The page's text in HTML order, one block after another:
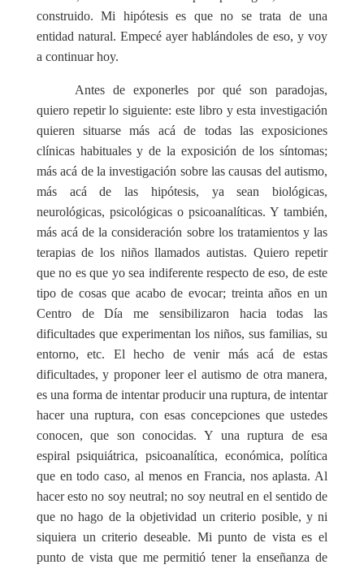
construido. Mi hipótesis es que no se trata de una
entidad natural. Empecé ayer hablándoles de eso, y voy
a continuar hoy.
Antes de exponerles por qué son paradojas,
quiero repetir lo siguiente: este libro y esta investigación
quieren situarse más acá de todas las exposiciones
clínicas habituales y de la exposición de los síntomas;
más acá de la investigación sobre las causas del autismo,
más acá de las hipótesis, ya sean biológicas,
neurológicas, psicológicas o psicoanalíticas. Y también,
más acá de la consideración sobre los tratamientos y las
terapias de los niños llamados autistas. Quiero repetir
que no es que yo sea indiferente respecto de eso, de este
tipo de cosas que acabo de evocar; treinta años en un
Centro de Día me sensibilizaron hacia todas las
dificultades que experimentan los niños, sus familias, su
entorno, etc. El hecho de venir más acá de estas
dificultades, y proponer leer el autismo de otra manera,
es una forma de intentar producir una ruptura, de intentar
hacer una ruptura, con esas concepciones que ustedes
conocen, que son conocidas. Y una ruptura de esa
espiral psiquiátrica, psicoanalítica, económica, política
que en todo caso, al menos en Francia, nos aplasta. Al
hacer esto no soy neutral; no soy neutral en el sentido de
que no hago de la objetividad un criterio posible, y ni
siquiera un criterio deseable. Mi punto de vista es el
punto de vista que me permitió tener la enseñanza de